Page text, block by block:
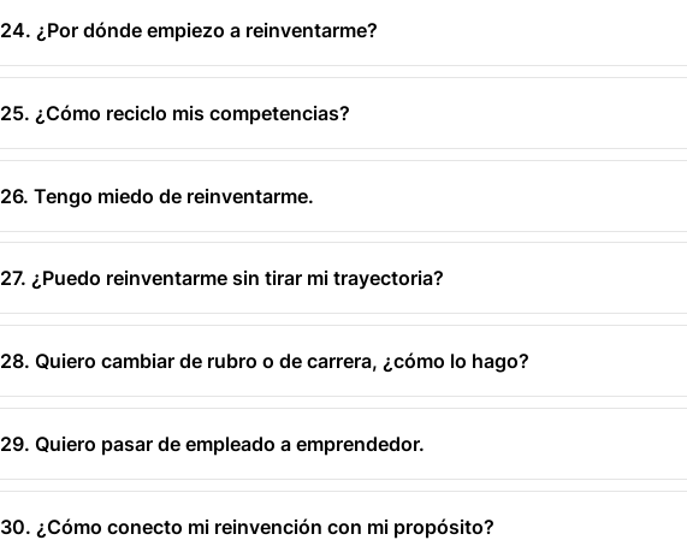
24. ¿Por dónde empiezo a reinventarme?
25. ¿Cómo reciclo mis competencias?
26. Tengo miedo de reinventarme.
27. ¿Puedo reinventarme sin tirar mi trayectoria?
28. Quiero cambiar de rubro o de carrera, ¿cómo lo hago?
29. Quiero pasar de empleado a emprendedor.
30. ¿Cómo conecto mi reinvención con mi propósito?